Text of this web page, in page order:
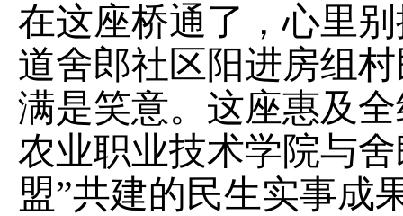
在这座桥通了，心里
道舍郎社区阳进房组
满是笑意。这座惠及
农业职业技术学院与
盟”共建的民生实事成